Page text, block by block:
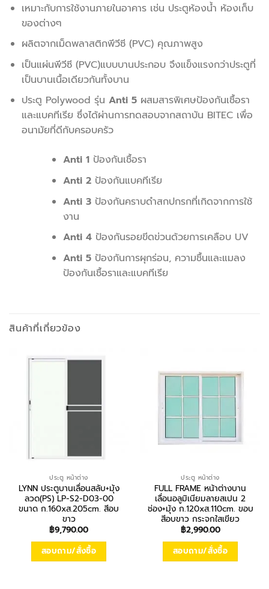
เหมาะกับการใช้งานภายในอาคาร เช่น ประตูห้องน้ำ ห้องเก็บ
ของต่างๆ
ผลิตจากเม็ดพลาสติกพีวีซี (PVC) คุณภาพสูง
เป็นแผ่นพีวีซี (PVC)แบบบานประกอบ จึงแข็งแรงกว่าประตูที่
เป็นบานเนื้อเดียวกันทั้งบาน
ประตู Polywood รุ่น Anti 5ผสมสารพิเศษป้องกันเชื้อรา
และแบคทีเรีย ซึ่งได้ผ่านการทดสอบจากสถาบัน BITEC เพื่อ
อนามัยที่ดีกับครอบครัว
Anti 1ป้องกันเชื้อรา
Anti 2ป้องกันแบคทีเรีย
Anti 3ป้องกันคราบดำสกปกรกที่เกิดจากการใช้
งาน
Anti 4ป้องกันรอยขีดข่วนด้วยการเคลือบ UV
Anti 5ป้องกันการผุกร่อน, ความชื้นและแมลง
ป้องกันเชื้อราและแบคทีเรีย
สินค้าที่เกี่ยวข้อง
ประตู หน้าต่าง
LYNN ประตูบานเลื่อนสลับ+มุ้ง
ลวด(PS) LP-S2-D03-00
ขนาด ก.160xส.205cm. สีอบ
ขาว
฿9,790.00
สอบถาม/สั่งซื้อ
ประตู หน้าต่าง
FULL FRAME หน้าต่างบาน
เลื่อนอลูมิเนียมลายสเปน 2
ช่อง+มุ้ง ก.120xส.110cm. ขอบ
สีอบขาว กระจกใสเขียว
฿2,990.00
สอบถาม/สั่งซื้อ